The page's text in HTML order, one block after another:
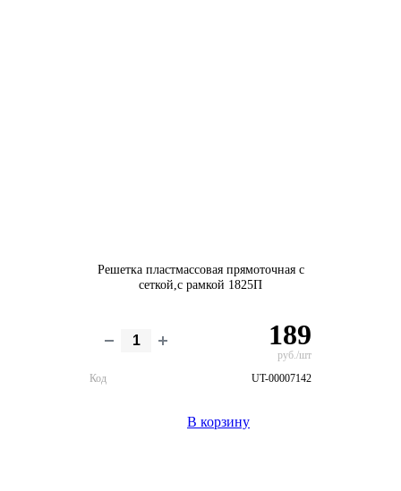
Решетка пластмассовая прямоточная с
сеткой,с рамкой 1825П
189
руб./шт
Код
UT-00007142
В корзину